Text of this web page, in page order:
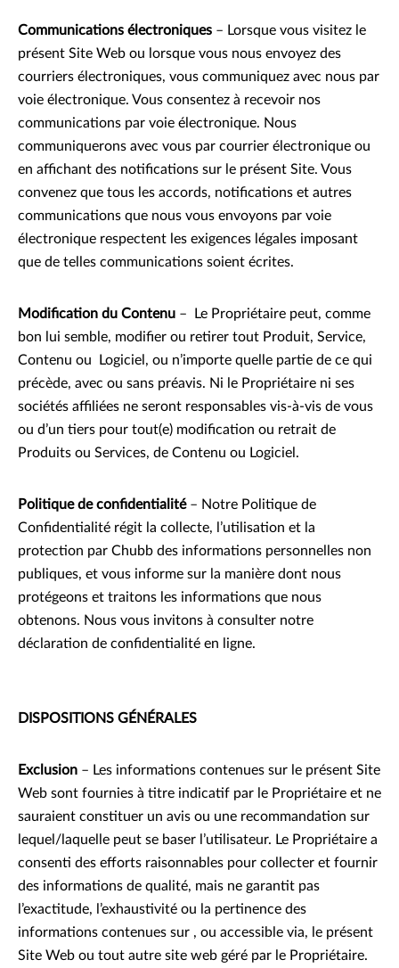
Communications électroniques – Lorsque vous visitez le
présent Site Web ou lorsque vous nous envoyez des
courriers électroniques, vous communiquez avec nous par
voie électronique. Vous consentez à recevoir nos
communications par voie électronique. Nous
communiquerons avec vous par courrier électronique ou
en affichant des notifications sur le présent Site. Vous
convenez que tous les accords, notifications et autres
communications que nous vous envoyons par voie
électronique respectent les exigences légales imposant
que de telles communications soient écrites.
Modification du Contenu – Le Propriétaire peut, comme
bon lui semble, modifier ou retirer tout Produit, Service,
Contenu ou Logiciel, ou n’importe quelle partie de ce qui
précède, avec ou sans préavis. Ni le Propriétaire ni ses
sociétés affiliées ne seront responsables vis-à-vis de vous
ou d’un tiers pour tout(e) modification ou retrait de
Produits ou Services, de Contenu ou Logiciel.
Politique de confidentialité – Notre Politique de
Confidentialité régit la collecte, l’utilisation et la
protection par Chubb des informations personnelles non
publiques, et vous informe sur la manière dont nous
protégeons et traitons les informations que nous
obtenons. Nous vous invitons à consulter notre
déclaration de confidentialité en ligne.
DISPOSITIONS GÉNÉRALES
Exclusion – Les informations contenues sur le présent Site
Web sont fournies à titre indicatif par le Propriétaire et ne
sauraient constituer un avis ou une recommandation sur
lequel/laquelle peut se baser l’utilisateur. Le Propriétaire a
consenti des efforts raisonnables pour collecter et fournir
des informations de qualité, mais ne garantit pas
l’exactitude, l’exhaustivité ou la pertinence des
informations contenues sur , ou accessible via, le présent
Site Web ou tout autre site web géré par le Propriétaire.